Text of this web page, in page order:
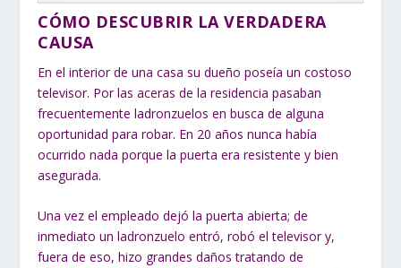
CÓMO DESCUBRIR LA VERDADERA
CAUSA
En el interior de una casa su dueño poseía un costoso
televisor. Por las aceras de la residencia pasaban
frecuentemente ladronzuelos en busca de alguna
oportunidad para robar. En 20 años nunca había
ocurrido nada porque la puerta era resistente y bien
asegurada.
Una vez el empleado dejó la puerta abierta; de
inmediato un ladronzuelo entró, robó el televisor y,
fuera de eso, hizo grandes daños tratando de